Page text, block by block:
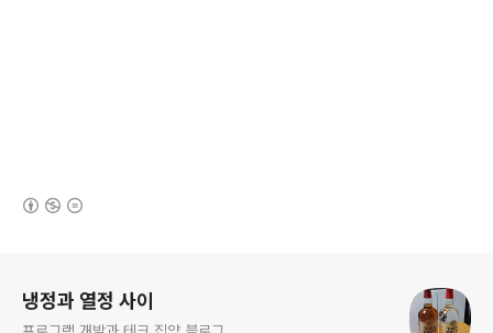
냉정과 열정 사이